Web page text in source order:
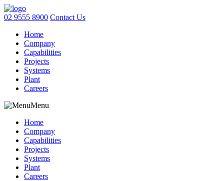
02 9555 8900 Contact Us
Home
Company
Capabilities
Projects
Systems
Plant
Careers
Menu
Home
Company
Capabilities
Projects
Systems
Plant
Careers